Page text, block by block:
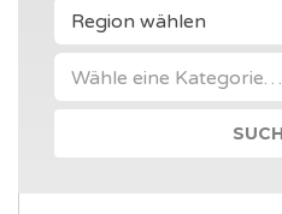
Region wählen
Wähle eine Kategorie…